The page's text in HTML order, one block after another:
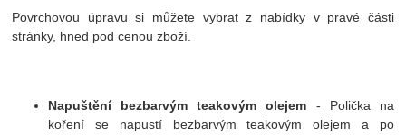
Povrchovou úpravu si můžete vybrat z nabídky v pravé části
stránky, hned pod cenou zboží.
Napuštění bezbarvým teakovým olejem - Polička na
koření se napustí bezbarvým teakovým olejem a po